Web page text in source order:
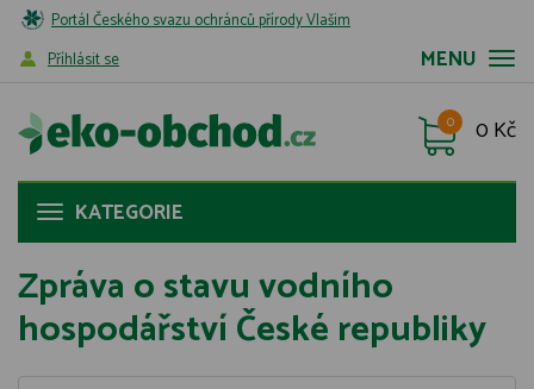
Portál Českého svazu ochránců přírody Vlašim
MENU
Příhlásit se
0 Kč
0
KATEGORIE
Zpráva o stavu vodního
hospodářství České republiky